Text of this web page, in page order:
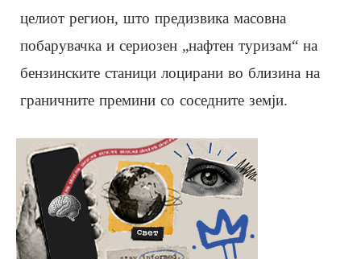
целиот регион, што предизвика масовна
побарувачка и сериозен „нафтен туризам“ на
бензинските станици лоцирани во близина на
граничните премини со соседните земји.